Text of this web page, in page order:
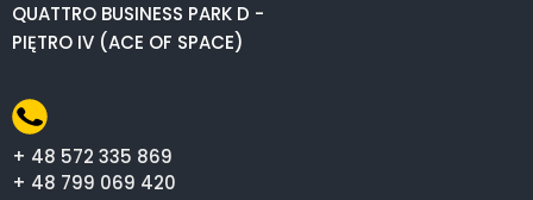
QUATTRO BUSINESS PARK D -
PIĘTRO IV (ACE OF SPACE)
+ 48 572 335 869
+ 48 799 069 420